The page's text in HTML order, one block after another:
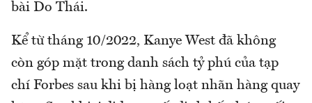
bài Do Thái.
Kể từ tháng 10/2022, Kanye West đã không
còn góp mặt trong danh sách tỷ phú của tạp
chí Forbes sau khi bị hàng loạt nhãn hàng quay